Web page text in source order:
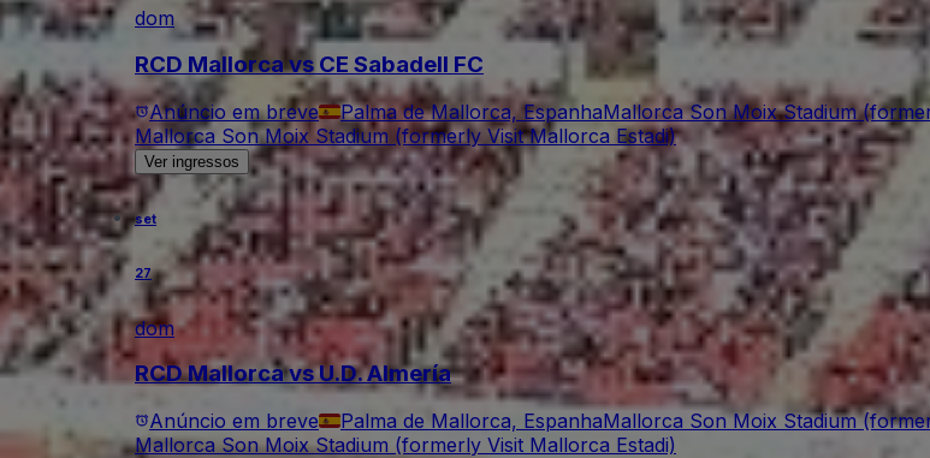
dom
RCD Mallorca vs CE Sabadell FC
Anúncio em breve Palma de Mallorca, EspanhaMallorca Son Moix Stadium
Mallorca Son Moix Stadium (formerly Visit Mallorca Estadi)
Ver ingressos
set
27
dom
RCD Mallorca vs U.D. Almería
Anúncio em breve Palma de Mallorca, EspanhaMallorca Son Moix Stadium
Mallorca Son Moix Stadium (formerly Visit Mallorca Estadi)